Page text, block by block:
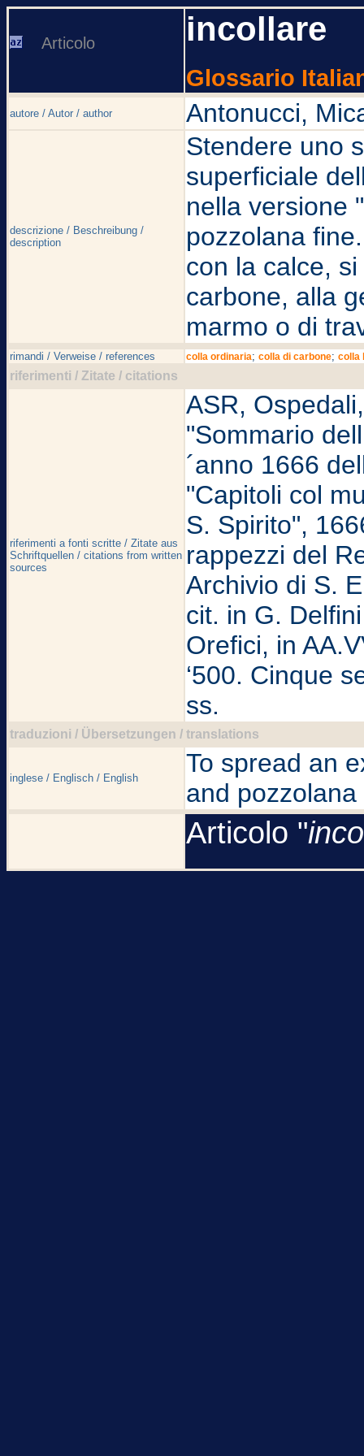
Articolo incollare
Glossario
autore / Autor / author Antonucci,
descrizione / Beschreibung /
description
Stendere uno
superficiale
nella versione
pozzolana
con la calce,
carbone, alla
marmo o di
rimandi / Verweise / references colla ordinaria;colla di carbone;colla
riferimenti / Zitate / citations
riferimenti a fonti scritte / Zitate aus
Schriftquellen / citations from written
sources
ASR,
"Sommario
´anno 1666
"Capitoli col
S. Spirito",
rappezzi del
Archivio di S.
cit. in G.
Orefici, in
‘500. Cinque
ss.
traduzioni / Übersetzungen / translations
inglese / Englisch / English
To spread an
and pozzolana
Articolo "